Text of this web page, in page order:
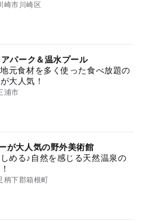
崎市川崎区
パーク＆温水プール
元食材を多く使った食べ放題の
大人気！
浦市
が大人気の野外美術館
める♪自然を感じる天然温泉の
柄下郡箱根町